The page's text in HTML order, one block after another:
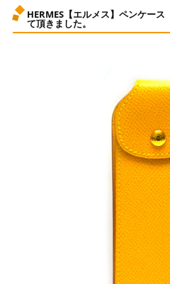
HERMES【エルメス】ペンケー
て頂きました。